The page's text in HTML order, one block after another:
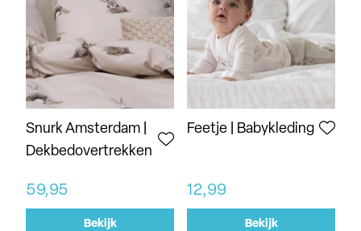
Snurk Amsterdam |
Dekbedovertrekken
59,95
Bekijk
Feetje | Babykleding
12,99
Bekijk